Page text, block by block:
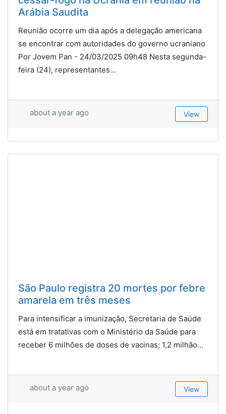
Arábia Saudita
Reunião ocorre um dia após a delegação americana
se encontrar com autoridades do governo ucraniano
Por Jovem Pan - 24/03/2025 09h48 Nesta segunda-
feira (24), representantes...
about a year ago View
São Paulo registra 20 mortes por febre
amarela em três meses
Para intensificar a imunização, Secretaria de Saúde
está em tratativas com o Ministério da Saúde para
receber 6 milhões de doses de vacinas; 1,2 milhão...
about a year ago View